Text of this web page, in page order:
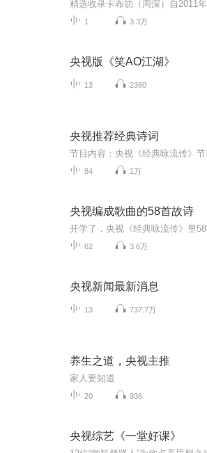
1 3.3万
央视版《笑AO江湖》
13 2360
央视推荐经典诗词
84 1万
央视编成歌曲的58首故诗
62 3.6万
央视新闻最新消息
13 737.7万
养生之道，央视主推
家人要知道
20 936
央视综艺《一堂好课》